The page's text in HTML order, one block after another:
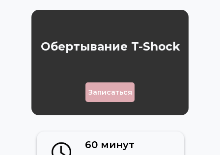
60 минут
Записаться
Обертывание T-Shock